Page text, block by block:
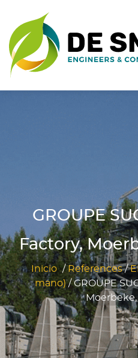
GROUPE
Factory,
Inicio /References/
mano)/GROUPE